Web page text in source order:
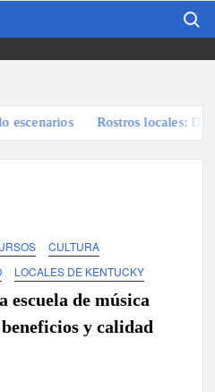
hispana de Kentucky
Rostros locales: De
CULTURA
LOCALES DE KENTUCKY
escuela de música
y calidad